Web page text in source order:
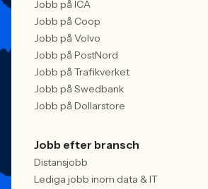
Jobb på ICA
Jobb på Coop
Jobb på Volvo
Jobb på PostNord
Jobb på Trafikverket
Jobb på Swedbank
Jobb på Dollarstore
Jobb efter bransch
Distansjobb
Lediga jobb inom data & IT